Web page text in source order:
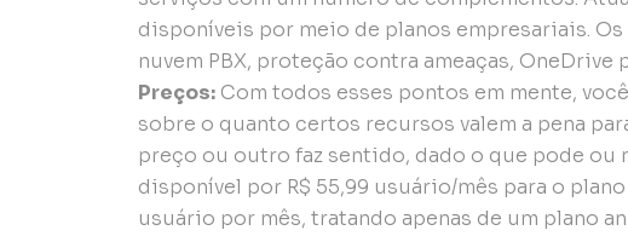
disponíveis por meio de planos empresariais.
nuvem PBX, proteção contra ameaças,
Preços: Com todos esses pontos em mente,
sobre o quanto certos recursos valem a pena
preço ou outro faz sentido, dado o que pode ou
disponível por R$ 55,99 usuário/mês para o
usuário por mês, tratando apenas de um plano